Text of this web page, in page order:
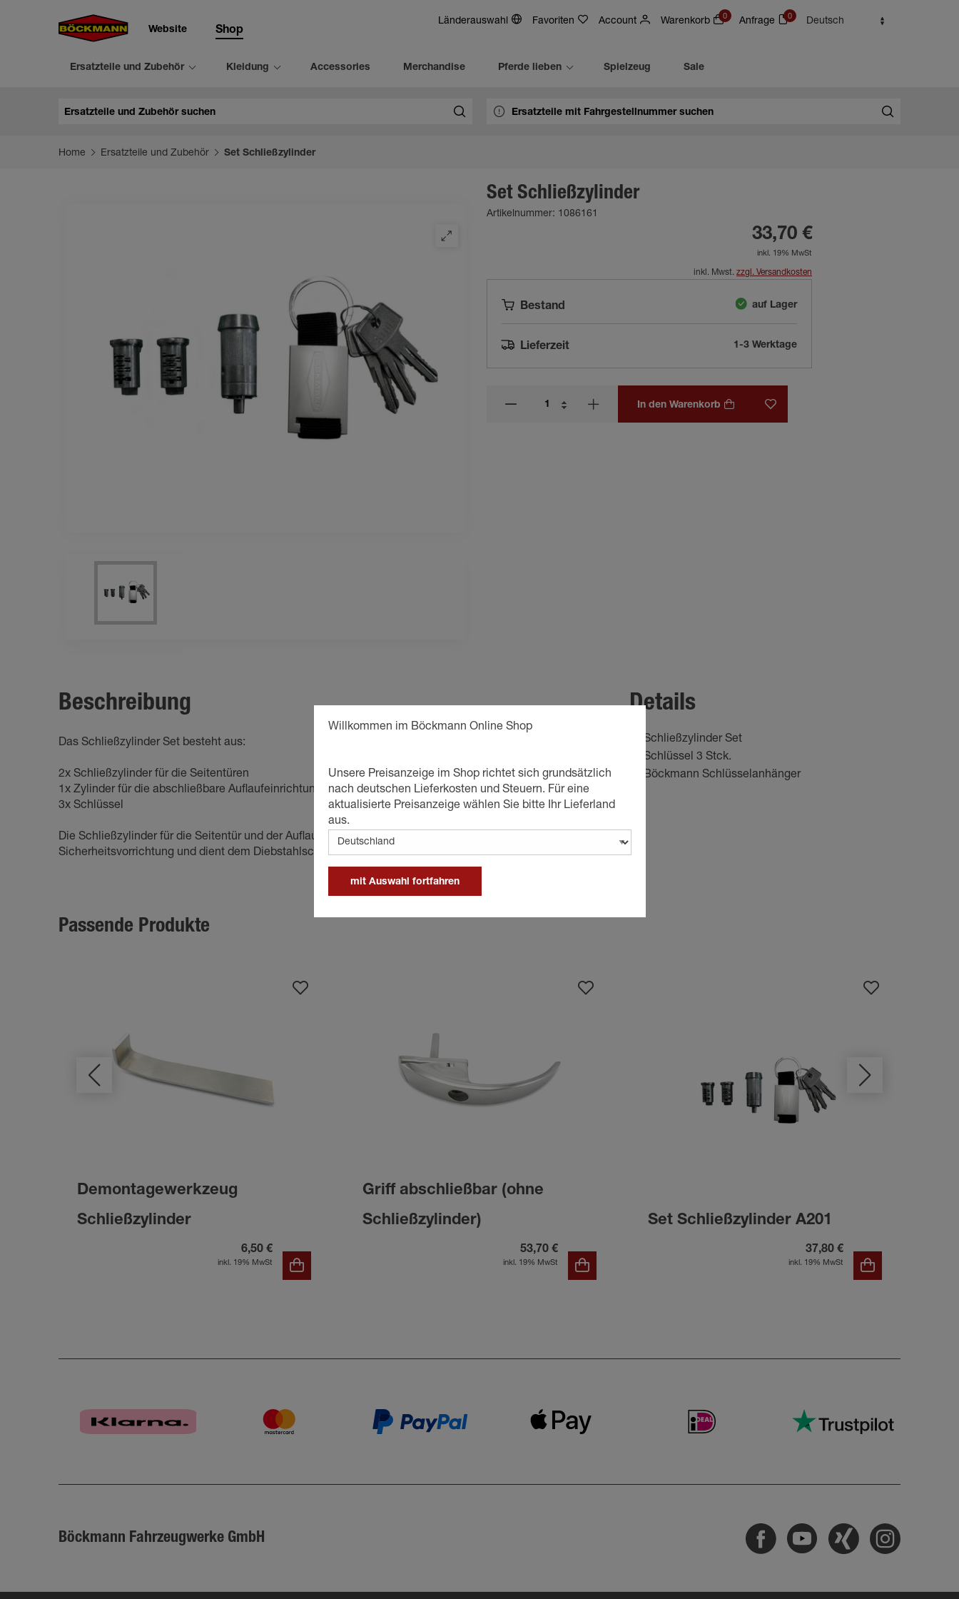
Website Shop
Länderauswahl Favoriten Account Warenkorb 0 Anfrage 0 Deutsch
Ersatzteile und Zubehör Kleidung Accessories Merchandise Pferde lieben Spielzeug Sale
Home Ersatzteile und Zubehör Set Schließzylinder
Set Schließzylinder
Artikelnummer: 1086161
33,70 €
inkl. 19% MwSt
inkl. Mwst. zzgl. Versandkosten
Bestand auf Lager
Lieferzeit 1-3 Werktage
In den Warenkorb
Beschreibung
Das Schließzylinder Set besteht aus:
2x Schließzylinder für die Seitentüren
1x Zylinder für die abschließbare Auflaufeinrichtung
3x Schlüssel
Die Schließzylinder für die Seitentür und der Auflaufeinrichtung am Pferdeanhänger ist eine
Sicherheitsvorrichtung und dient dem Diebstahlschutz.
Details
Schließzylinder Set
Schlüssel 3 Stck.
Böckmann Schlüsselanhänger
Passende Produkte
Demontagewerkzeug
Schließzylinder
6,50 €
inkl. 19% MwSt
Griff abschließbar (ohne
Schließzylinder)
53,70 €
inkl. 19% MwSt
Set Schließzylinder A201
37,80 €
inkl. 19% MwSt
Willkommen im Böckmann Online Shop
Unsere Preisanzeige im Shop richtet sich grundsätzlich
nach deutschen Lieferkosten und Steuern. Für eine
aktualisierte Preisanzeige wählen Sie bitte Ihr Lieferland
aus.
mit Auswahl fortfahren
Böckmann Fahrzeugwerke GmbH FacebookYoutube Xing